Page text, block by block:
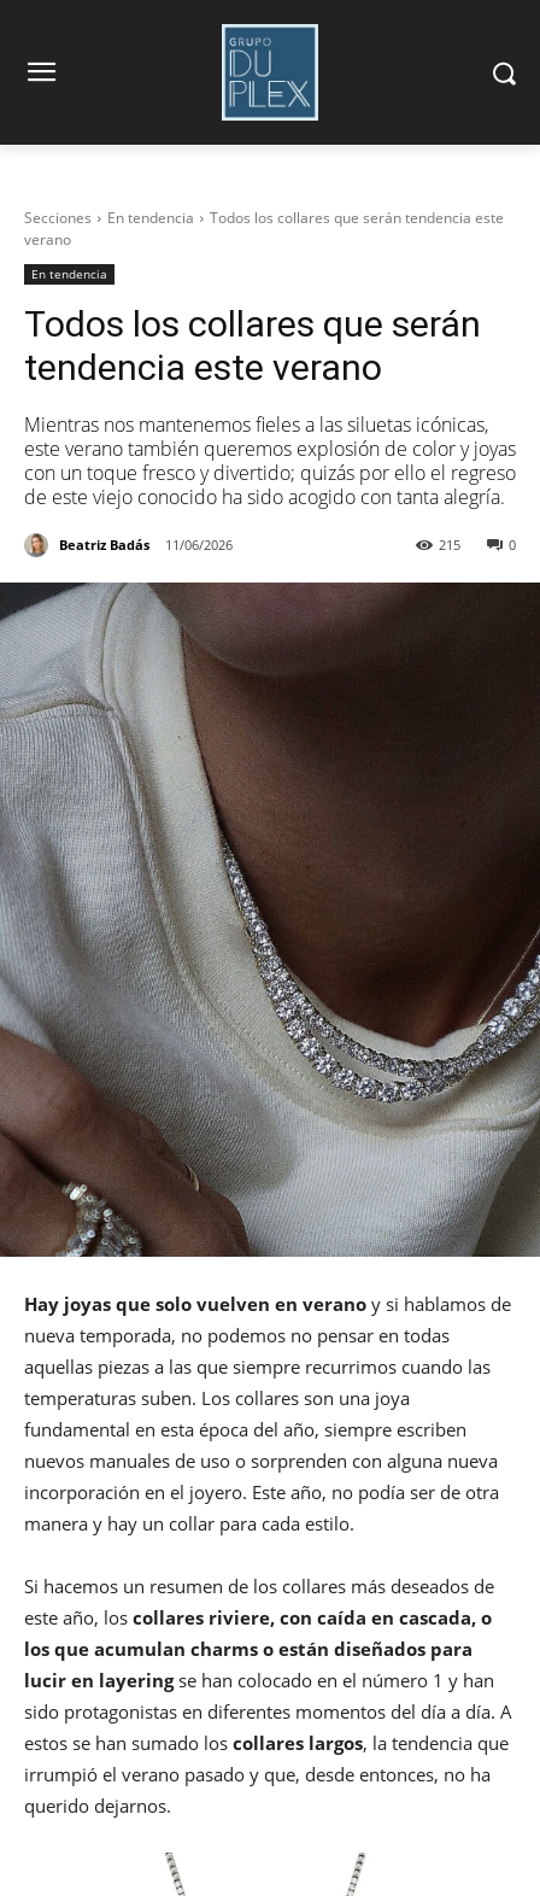
Secciones En tendencia
Todos los collares que serán tendencia este
verano
En tendencia
Todos los collares que serán
tendencia este verano
Mientras nos mantenemos fieles a las siluetas icónicas,
este verano también queremos explosión de color y joyas
con un toque fresco y divertido; quizás por ello el regreso
de este viejo conocido ha sido acogido con tanta alegría.
Beatriz Badás 11/06/2026 0
215
Hay joyas que solo vuelven en verano y si hablamos de
nueva temporada, no podemos no pensar en todas
aquellas piezas a las que siempre recurrimos cuando las
temperaturas suben. Los collares son una joya
fundamental en esta época del año, siempre escriben
nuevos manuales de uso o sorprenden con alguna nueva
incorporación en el joyero. Este año, no podía ser de otra
manera y hay un collar para cada estilo.
Si hacemos un resumen de los collares más deseados de
este año, los collares riviere, con caída en cascada, o
los que acumulan charms o están diseñados para
lucir en layeringse han colocado en el número 1 y han
sido protagonistas en diferentes momentos del día a día. A
estos se han sumado los collares largos, la tendencia que
irrumpió el verano pasado y que, desde entonces, no ha
querido dejarnos.